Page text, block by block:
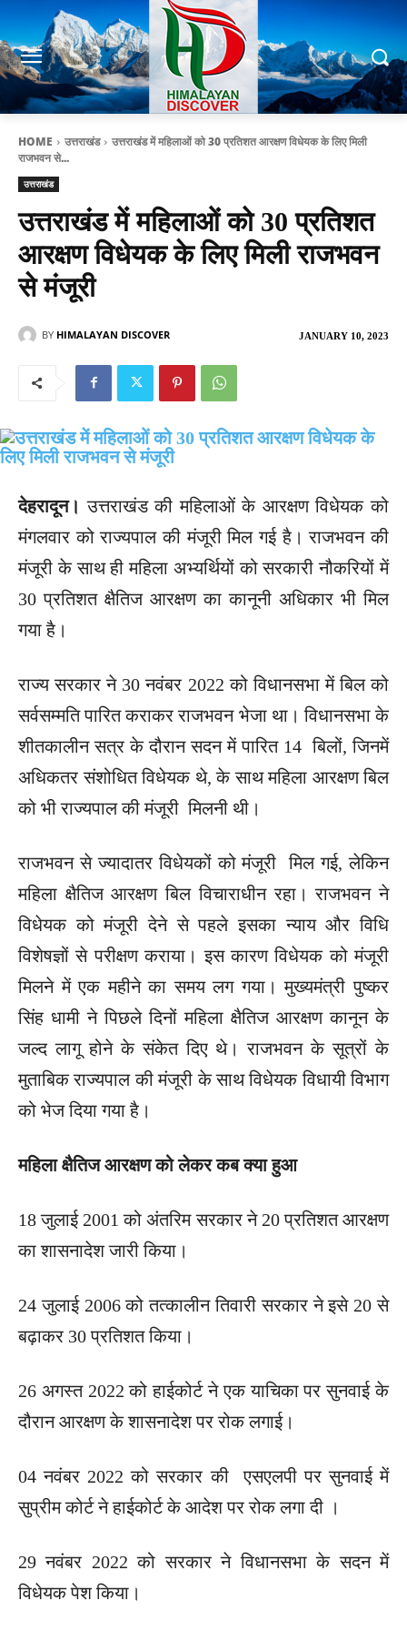
HOME उत्तराखंड
उत्तराखंड में महिलाओं को 30 प्रतिशत आरक्षण विधेयक के लिए मिली
राजभवन से...
उत्तराखंड
उत्तराखंड में महिलाओं को 30 प्रतिशत
आरक्षण विधेयक के लिए मिली राजभवन
से मंजूरी
JANUARY 10, 2023
BY HIMALAYAN DISCOVER
देहरादून। उत्तराखंड की महिलाओं के आरक्षण विधेयक को
मंगलवार को राज्यपाल की मंजूरी मिल गई है। राजभवन की
मंजूरी के साथ ही महिला अभ्यर्थियों को सरकारी नौकरियों में
30 प्रतिशत क्षैतिज आरक्षण का कानूनी अधिकार भी मिल
गया है।
राज्य सरकार ने 30 नवंबर 2022 को विधानसभा में बिल को
सर्वसम्मति पारित कराकर राजभवन भेजा था। विधानसभा के
शीतकालीन सत्र के दौरान सदन में पारित 14 बिलों, जिनमें
अधिकतर संशोधित विधेयक थे, के साथ महिला आरक्षण बिल
को भी राज्यपाल की मंजूरी मिलनी थी।
राजभवन से ज्यादातर विधेयकों को मंजूरी मिल गई, लेकिन
महिला क्षैतिज आरक्षण बिल विचाराधीन रहा। राजभवन ने
विधेयक को मंजूरी देने से पहले इसका न्याय और विधि
विशेषज्ञों से परीक्षण कराया। इस कारण विधेयक को मंजूरी
मिलने में एक महीने का समय लग गया। मुख्यमंत्री पुष्कर
सिंह धामी ने पिछले दिनों महिला क्षैतिज आरक्षण कानून के
जल्द लागू होने के संकेत दिए थे। राजभवन के सूत्रों के
मुताबिक राज्यपाल की मंजूरी के साथ विधेयक विधायी विभाग
को भेज दिया गया है।
महिला क्षैतिज आरक्षण को लेकर कब क्या हुआ
18 जुलाई 2001 को अंतरिम सरकार ने 20 प्रतिशत आरक्षण
का शासनादेश जारी किया।
24 जुलाई 2006 को तत्कालीन तिवारी सरकार ने इसे 20 से
बढ़ाकर 30 प्रतिशत किया।
26 अगस्त 2022 को हाईकोर्ट ने एक याचिका पर सुनवाई के
दौरान आरक्षण के शासनादेश पर रोक लगाई।
04 नवंबर 2022 को सरकार की एसएलपी पर सुनवाई में
सुप्रीम कोर्ट ने हाईकोर्ट के आदेश पर रोक लगा दी ।
29 नवंबर 2022 को सरकार ने विधानसभा के सदन में
विधेयक पेश किया।